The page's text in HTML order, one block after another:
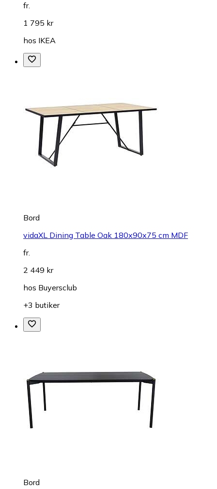
fr.
1 795 kr
hos IKEA
Bord
vidaXL Dining Table Oak 180x90x75 cm MDF
fr.
2 449 kr
hos Buyersclub
+3 butiker
Bord